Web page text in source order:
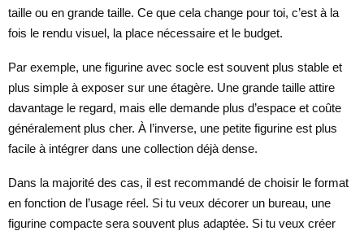
taille ou en grande taille. Ce que cela change pour toi, c’est à la
fois le rendu visuel, la place nécessaire et le budget.
Par exemple, une figurine avec socle est souvent plus stable et
plus simple à exposer sur une étagère. Une grande taille attire
davantage le regard, mais elle demande plus d’espace et coûte
généralement plus cher. À l’inverse, une petite figurine est plus
facile à intégrer dans une collection déjà dense.
Dans la majorité des cas, il est recommandé de choisir le format
en fonction de l’usage réel. Si tu veux décorer un bureau, une
figurine compacte sera souvent plus adaptée. Si tu veux créer